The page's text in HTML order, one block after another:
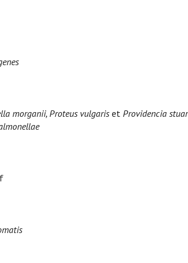
morganii, Proteus vulgarisetProvidencia